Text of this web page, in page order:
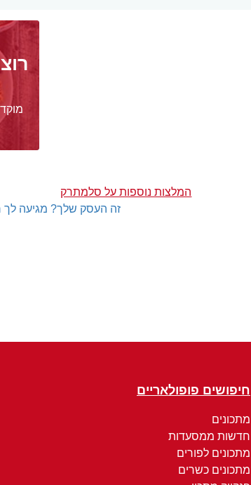
המלצות נוספות על סלמתרק
זה העסק שלך? מגיעה לך
חיפושים פופולאריים
מתכונים
חדשות ממסעדות
מתכונים לפורים
מתכונים כשרים